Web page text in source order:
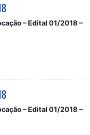
– Edital 01/2018 –
– Edital 01/2018 –